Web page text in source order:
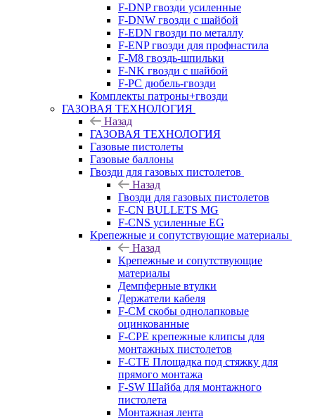
F-DNP гвозди усиленные
F-DNW гвозди с шайбой
F-EDN гвозди по металлу
F-ENP гвозди для профнастила
F-M8 гвоздь-шпильки
F-NK гвозди с шайбой
F-PC дюбель-гвозди
Комплекты патроны+гвозди
ГАЗОВАЯ ТЕХНОЛОГИЯ
Назад
ГАЗОВАЯ ТЕХНОЛОГИЯ
Газовые пистолеты
Газовые баллоны
Гвозди для газовых пистолетов
Назад
Гвозди для газовых пистолетов
F-CN BULLETS MG
F-CNS усиленные EG
Крепежные и сопутствующие материалы
Назад
Крепежные и сопутствующие
материалы
Демпферные втулки
Держатели кабеля
F-CM скобы однолапковые
оцинкованные
F-CPE крепежные клипсы для
монтажных пистолетов
F-CTE Площадка под стяжку для
прямого монтажа
F-SW Шайба для монтажного
пистолета
Монтажная лента